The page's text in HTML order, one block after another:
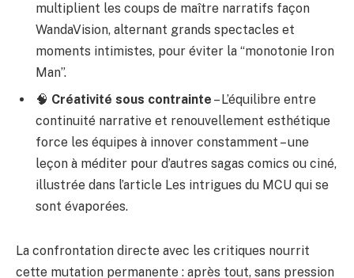
multiplient les coups de maître narratifs façon
WandaVision, alternant grands spectacles et
moments intimistes, pour éviter la “monotonie Iron
Man”.
🧠 Créativité sous contrainte – L’équilibre entre
continuité narrative et renouvellement esthétique
force les équipes à innover constamment – une
leçon à méditer pour d’autres sagas comics ou ciné,
illustrée dans l’article Les intrigues du MCU qui se
sont évaporées.
La confrontation directe avec les critiques nourrit
cette mutation permanente : après tout, sans pression